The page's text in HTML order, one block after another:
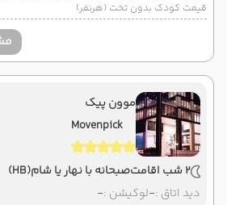
قیمت کودک بدون تخت (هرنفر)
موون پیک
Movenpick
2 شب اقامت صبحانه با نهار یا شام(HB)
دید اتاق :-لوکیشن :-